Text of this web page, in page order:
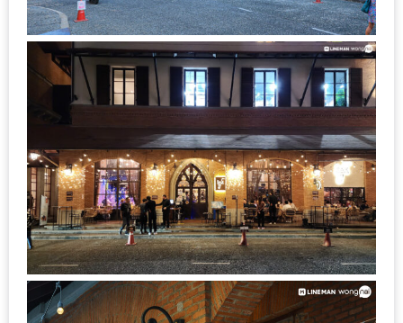
16
ร้าน
อร่อย
ที่
ต้อง
ลอง
ถนน
คน
เดิน
วัน
อาทิตย์
ท่าแพ